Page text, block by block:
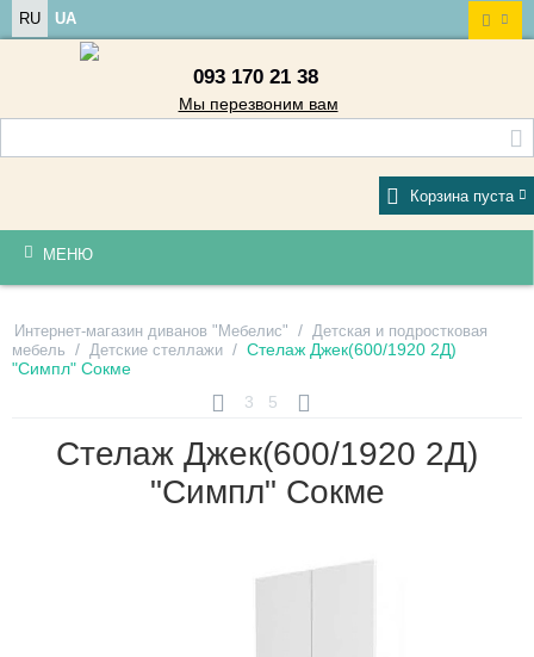
RU UA
093 170 21 38
Мы перезвоним вам
Корзина пуста
МЕНЮ
Интернет-магазин диванов "Мебелис" / Детская и подростковая
мебель / Детские стеллажи / Стелаж Джек(600/1920 2Д)
"Симпл" Сокме
3
5
Стелаж Джек(600/1920 2Д)
"Симпл" Сокме